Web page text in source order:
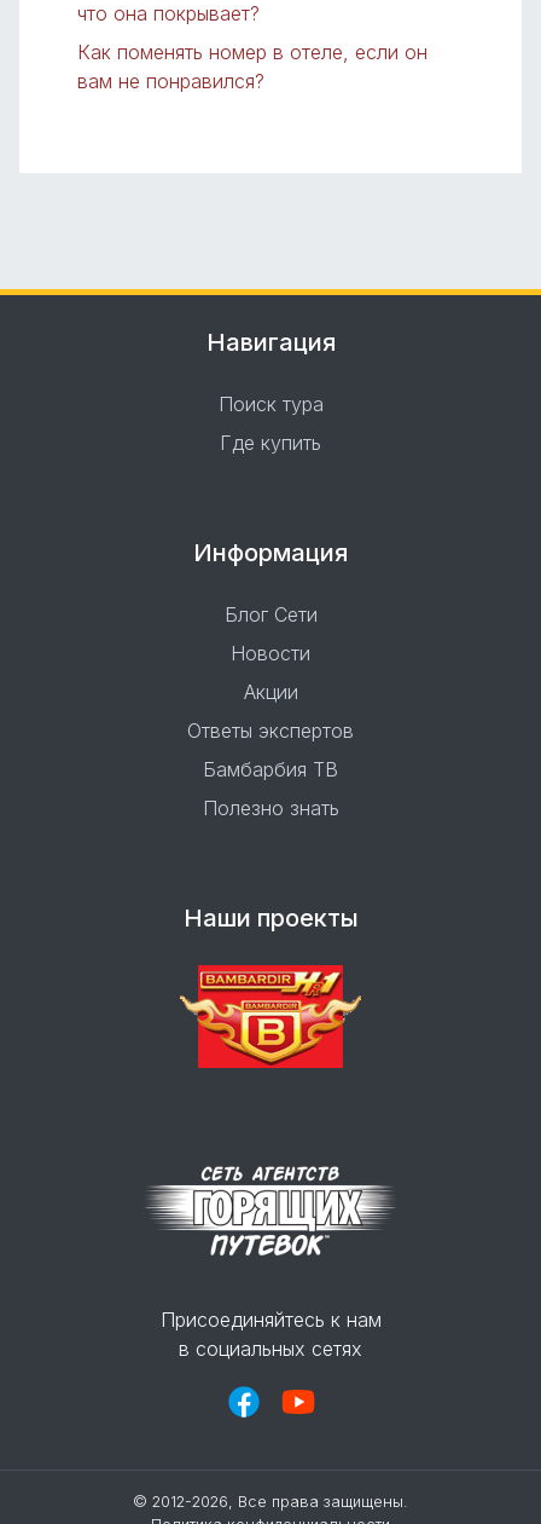
что она покрывает?
Как поменять номер в отеле, если он
вам не понравился?
Навигация
Поиск тура
Где купить
Информация
Блог Сети
Новости
Акции
Ответы экспертов
Бамбарбия ТВ
Полезно знать
Наши проекты
Присоединяйтесь к нам
в социальных сетях
© 2012-2026, Все права защищены.